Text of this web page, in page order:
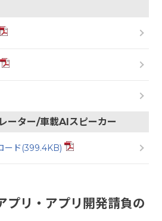
ーター/車載AIスピーカー
ード(399.4KB)
プリ・アプリ開発請負の